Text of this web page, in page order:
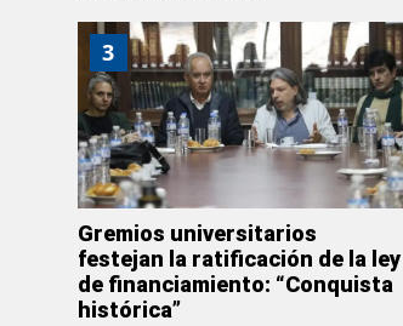
3
Gremios universitarios
festejan la ratificación de la ley
de financiamiento: “Conquista
histórica”